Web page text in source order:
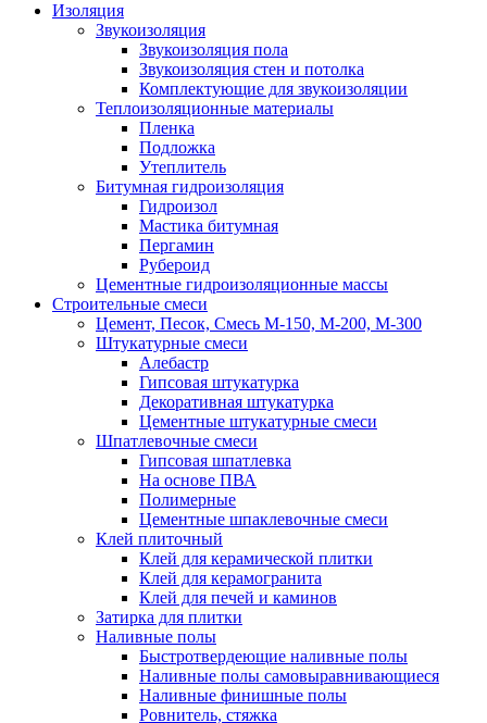
Изоляция
Звукоизоляция
Звукоизоляция пола
Звукоизоляция стен и потолка
Комплектующие для звукоизоляции
Теплоизоляционные материалы
Пленка
Подложка
Утеплитель
Битумная гидроизоляция
Гидроизол
Мастика битумная
Пергамин
Рубероид
Цементные гидроизоляционные массы
Строительные смеси
Цемент, Песок, Смесь М-150, М-200, М-300
Штукатурные смеси
Алебастр
Гипсовая штукатурка
Декоративная штукатурка
Цементные штукатурные смеси
Шпатлевочные смеси
Гипсовая шпатлевка
На основе ПВА
Полимерные
Цементные шпаклевочные смеси
Клей плиточный
Клей для керамической плитки
Клей для керамогранита
Клей для печей и каминов
Затирка для плитки
Наливные полы
Быстротвердеющие наливные полы
Наливные полы самовыравнивающиеся
Наливные финишные полы
Ровнитель, стяжка